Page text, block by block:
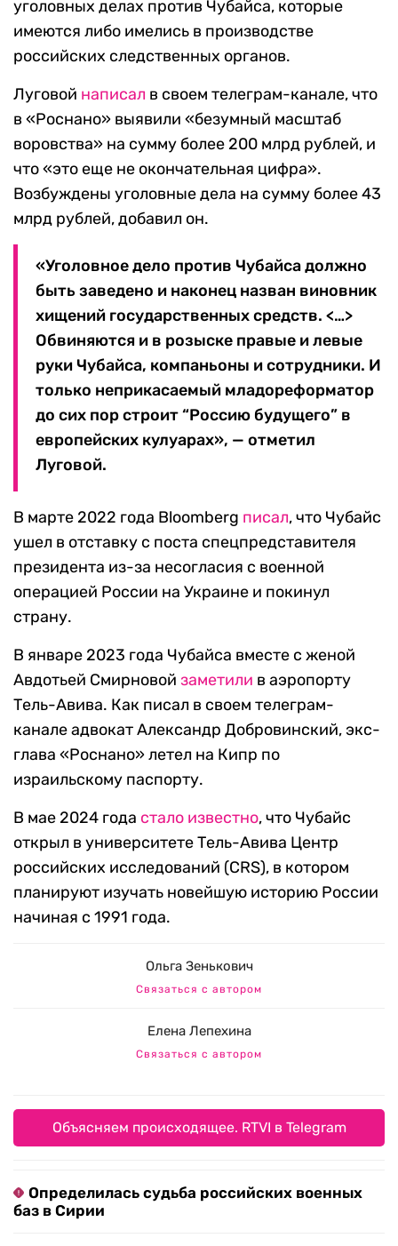
уголовных делах против Чубайса, которые
имеются либо имелись в производстве
российских следственных органов.
Луговой написал в своем телеграм-канале, что
в «Роснано» выявили «безумный масштаб
воровства» на сумму более 200 млрд рублей, и
что «это еще не окончательная цифра».
Возбуждены уголовные дела на сумму более 43
млрд рублей, добавил он.
«Уголовное дело против Чубайса должно
быть заведено и наконец назван виновник
хищений государственных средств. <…>
Обвиняются и в розыске правые и левые
руки Чубайса, компаньоны и сотрудники. И
только неприкасаемый младореформатор
до сих пор строит “Россию будущего” в
европейских кулуарах», — отметил
Луговой.
В марте 2022 года Bloomberg писал, что Чубайс
ушел в отставку с поста спецпредставителя
президента из-за несогласия с военной
операцией России на Украине и покинул
страну.
В январе 2023 года Чубайса вместе с женой
Авдотьей Смирновой заметили в аэропорту
Тель-Авива. Как писал в своем телеграм-
канале адвокат Александр Добровинский, экс-
глава «Роснано» летел на Кипр по
израильскому паспорту.
В мае 2024 года стало известно, что Чубайс
открыл в университете Тель-Авива Центр
российских исследований (CRS), в котором
планируют изучать новейшую историю России
начиная с 1991 года.
Ольга Зенькович
Связаться с автором
Елена Лепехина
Связаться с автором
Объясняем происходящее. RTVI в Telegram
Определилась судьба российских военных
баз в Сирии